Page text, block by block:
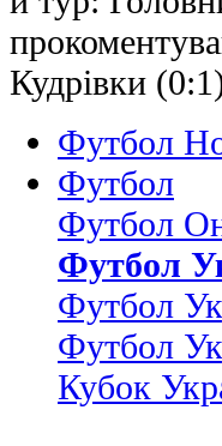
Кудрівки
Футбол
Футбол
Футбол
Футбол
Футбол
Футбол
Кубок